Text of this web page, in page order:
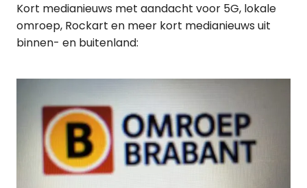
Kort medianieuws met aandacht voor 5G, lokale
omroep, Rockart en meer kort medianieuws uit
binnen- en buitenland: